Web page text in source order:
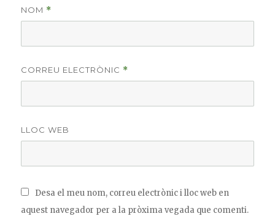
NOM *
CORREU ELECTRÒNIC *
LLOC WEB
Desa el meu nom, correu electrònic i lloc web en
aquest navegador per a la pròxima vegada que comenti.